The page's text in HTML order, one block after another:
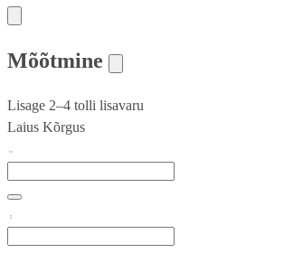
Mõõtmine
Lisage 2–4 tolli lisavaru
Laius Kõrgus